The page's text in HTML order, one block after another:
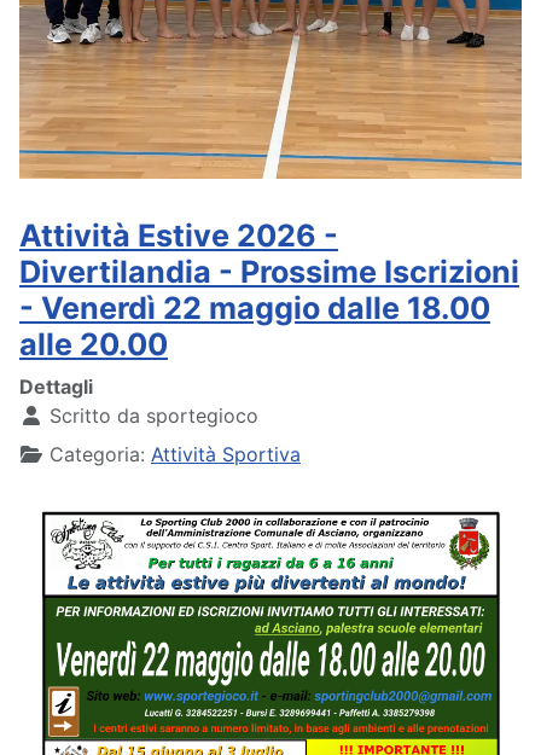
Attività Estive 2026 -
Divertilandia - Prossime Iscrizioni
- Venerdì 22 maggio dalle 18.00
alle 20.00
Dettagli
Scritto da sportegioco
Categoria: Attività Sportiva